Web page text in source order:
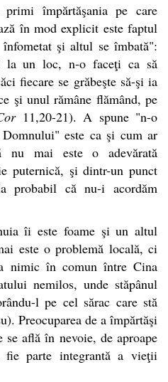
împărtăşania pe care
în mod explicit este faptul
şi altul se îmbată":
la un loc, n-o faceţi ca să
fiecare se grăbeşte să-şi ia
şi unul rămâne flămând, pe
11,20-21). A spune "n-o
este ca şi cum ar
nu mai este o adevărată
puternică, şi dintr-un punct
probabil că nu-i acordăm
îi este foame şi un altul
este o problemă locală, ci
nimic în comun între Cina
nemilos, unde stăpânul
l pe cel sărac care stă
Preocuparea de a împărtăşi
se află în nevoie, de aproape
parte integrantă a vieţii